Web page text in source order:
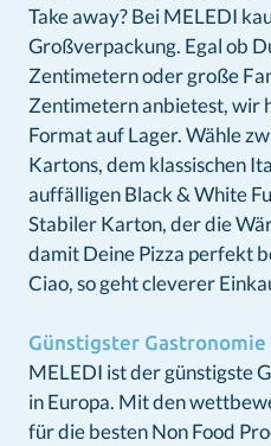
Take away? Bei MELEDI
Großverpackung. Egal ob
Zentimetern oder große
Zentimetern anbietest, wir
Format auf Lager. Wähle
Kartons, dem klassischen
auffälligen Black & White
Stabiler Karton, der die
damit Deine Pizza perfekt
Ciao, so geht cleverer
Günstigster Gastronomie
MELEDI ist der günstigste
in Europa. Mit den
für die besten Non Food